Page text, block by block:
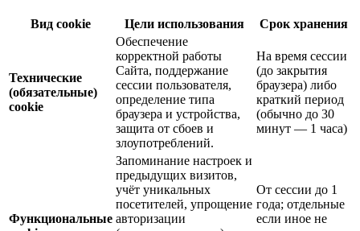
Вид cookie Цели использования Срок хранения
Технические
(обязательные)
cookie
Обеспечение
корректной работы
Сайта, поддержание
сессии пользователя,
определение типа
браузера и устройства,
защита от сбоев и
злоупотреблений.
На время сессии
(до закрытия
браузера) либо
краткий период
(обычно до 30
минут — 1 часа)
Функциональные
Запоминание настроек и
предыдущих визитов,
учёт уникальных
посетителей, упрощение
авторизации
От сессии до 1
года; отдельные
если иное не